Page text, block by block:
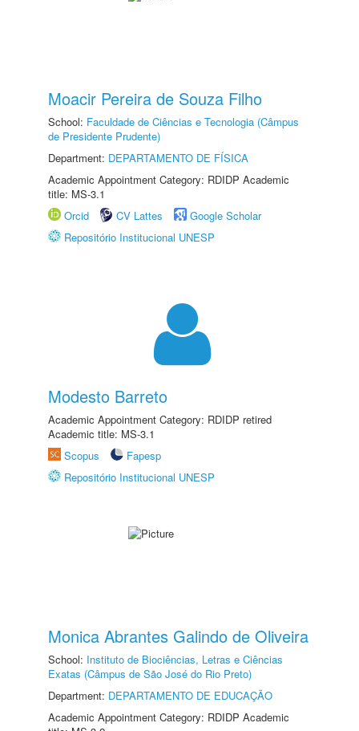
Moacir Pereira de Souza Filho
School: Faculdade de Ciências e Tecnologia (Câmpus
de Presidente Prudente)
Department: DEPARTAMENTO DE FÍSICA
Academic Appointment Category: RDIDP Academic
title: MS-3.1
Orcid
CV Lattes
Google Scholar
Repositório Institucional UNESP
Modesto Barreto
Academic Appointment Category: RDIDP retired
Academic title: MS-3.1
Scopus
Fapesp
Repositório Institucional UNESP
Monica Abrantes Galindo de Oliveira
School: Instituto de Biociências, Letras e Ciências
Exatas (Câmpus de São José do Rio Preto)
Department: DEPARTAMENTO DE EDUCAÇÃO
Academic Appointment Category: RDIDP Academic